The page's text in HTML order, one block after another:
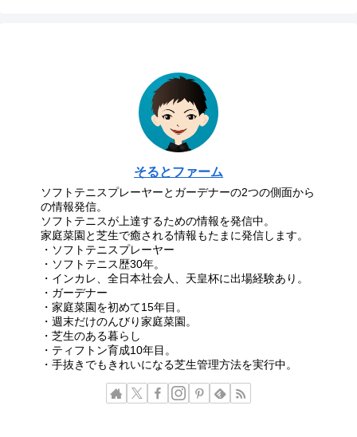
そるとファーム
ソフトテニスプレーヤーとガーデナーの2つの側面から
の情報発信。
ソフトテニスが上達するための情報を発信中。
家庭菜園と芝生で癒される情報もたまに発信します。
・ソフトテニスプレーヤー
・ソフトテニス歴30年。
・インカレ、全日本社会人、天皇杯に出場経験あり。
・ガーデナー
・家庭菜園を初めて15年目。
・週末だけのんびり家庭菜園。
・芝生のある暮らし
・ティフトン育成10年目。
・手抜きでもきれいになる芝生管理方法を実行中。